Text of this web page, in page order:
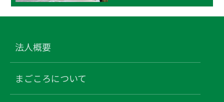
法人概要
まごころについて